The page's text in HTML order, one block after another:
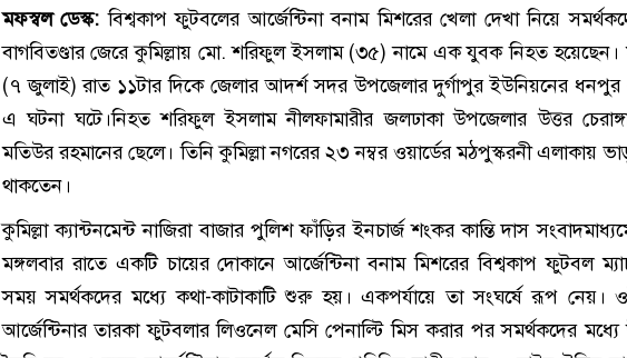
মফস্বল ডেস্ক:বিশ্বকাপ ফুটবলের আর্জেন্টিনা বনাম মিশরের খেলা দেখা নিয়ে
বাগবিতণ্ডার জেরে কুমিল্লায় মো. শরিফুল ইসলাম (৩৫) নামে এক যুবক নিহত হয়েছেন।
(৭ জুলাই) রাত ১১টার দিকে জেলার আদর্শ সদর উপজেলার দুর্গাপুর ইউনিয়নের ধনপুর
এ ঘটনা ঘটে।নিহত শরিফুল ইসলাম নীলফামারীর জলঢাকা উপজেলার উত্তর
মতিউর রহমানের ছেলে। তিনি কুমিল্লা নগরের ২৩ নম্বর ওয়ার্ডের মঠপুস্করনী এলাকায়
থাকতেন।
কুমিল্লা ক্যান্টনমেন্ট নাজিরা বাজার পুলিশ ফাঁড়ির ইনচার্জ শংকর কান্তি দাস
মঙ্গলবার রাতে একটি চায়ের দোকানে আর্জেন্টিনা বনাম মিশরের বিশ্বকাপ ফুটবল
সময় সমর্থকদের মধ্যে কথা-কাটাকাটি শুরু হয়। একপর্যায়ে তা সংঘর্ষে রূপ নেয়।
আর্জেন্টিনার তারকা ফুটবলার লিওনেল মেসি পেনাল্টি মিস করার পর সমর্থকদের মধ্যে